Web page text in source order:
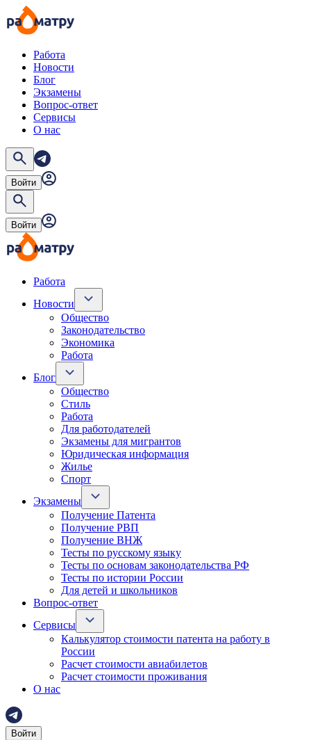
Работа
Новости
Блог
Экзамены
Вопрос-ответ
Сервисы
О нас
Войти
Войти
Работа
Новости
Общество
Законодательство
Экономика
Работа
Блог
Общество
Стиль
Работа
Для работодателей
Экзамены для мигрантов
Юридическая информация
Жилье
Спорт
Экзамены
Получение Патента
Получение РВП
Получение ВНЖ
Тесты по русскому языку
Тесты по основам законодательства РФ
Тесты по истории России
Для детей и школьников
Вопрос-ответ
Сервисы
Калькулятор стоимости патента на работу в
России
Расчет стоимости авиабилетов
Расчет стоимости проживания
О нас
Войти